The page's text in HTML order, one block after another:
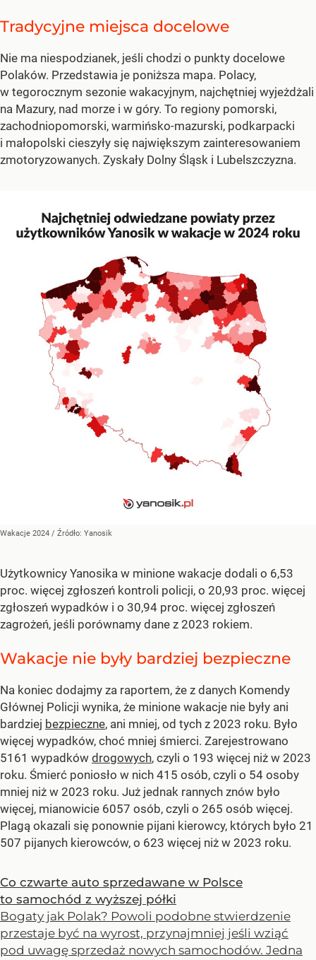
Tradycyjne miejsca docelowe
Nie ma niespodzianek, jeśli chodzi o punkty docelowe
Polaków. Przedstawia je poniższa mapa. Polacy,
w tegorocznym sezonie wakacyjnym, najchętniej wyjeżdżali
na Mazury, nad morze i w góry. To regiony pomorski,
zachodniopomorski, warmińsko-mazurski, podkarpacki
i małopolski cieszyły się największym zainteresowaniem
zmotoryzowanych. Zyskały Dolny Śląsk i Lubelszczyzna.
Wakacje 2024 / Źródło: Yanosik
Użytkownicy Yanosika w minione wakacje dodali o 6,53
proc. więcej zgłoszeń kontroli policji, o 20,93 proc. więcej
zgłoszeń wypadków i o 30,94 proc. więcej zgłoszeń
zagrożeń, jeśli porównamy dane z 2023 rokiem.
Wakacje nie były bardziej bezpieczne
Na koniec dodajmy za raportem, że z danych Komendy
Głównej Policji wynika, że minione wakacje nie były ani
bardziej bezpieczne, ani mniej, od tych z 2023 roku. Było
więcej wypadków, choć mniej śmierci. Zarejestrowano
5161 wypadków drogowych, czyli o 193 więcej niż w 2023
roku. Śmierć poniosło w nich 415 osób, czyli o 54 osoby
mniej niż w 2023 roku. Już jednak rannych znów było
więcej, mianowicie 6057 osób, czyli o 265 osób więcej.
Plagą okazali się ponownie pijani kierowcy, których było 21
507 pijanych kierowców, o 623 więcej niż w 2023 roku.
Co czwarte auto sprzedawane w Polsce
to samochód z wyższej półki
Bogaty jak Polak? Powoli podobne stwierdzenie
przestaje być na wyrost, przynajmniej jeśli wziąć
pod uwagę sprzedaż nowych samochodów. Jedna